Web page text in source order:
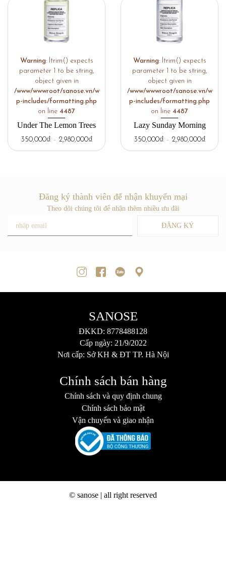
Warning: ltrim() expects
parameter 1 to be string,
object given in
/www/wwwroot/sanose.vn/w
p-includes/formatting.php
on line 4487
Under The Lemon Trees
350,000₫ – 2,980,000₫
Warning: ltrim() expects
parameter 1 to be string,
object given in
/www/wwwroot/sanose.vn/w
p-includes/formatting.php
on line 4487
Lazy Sunday Morning
350,000₫ – 2,980,000₫
Đăng ký thành viên để nhận khuyến mại
Theo dõi chúng tôi để nhận thêm nhiều ưu đãi
ĐĂNG KÝ
SANOSE
ĐKKD: 8778488128
Cấp ngày: 21/9/2022
Nơi cấp: Sở KH & ĐT TP. Hà Nội
Chính sách bán hàng
Chính sách và quy định chung
Chính sách bảo mật
Vận chuyển và giao nhận
© sanose | all right reserved